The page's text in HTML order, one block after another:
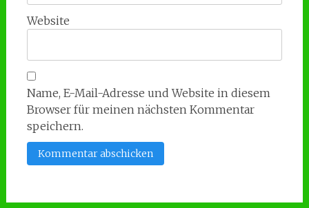
Website
Name, E-Mail-Adresse und Website in diesem
Browser für meinen nächsten Kommentar
speichern.